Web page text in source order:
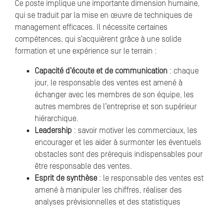
Ce poste implique une importante dimension humaine,
qui se traduit par la mise en œuvre de techniques de
management efficaces. Il nécessite certaines
compétences, qui s’acquièrent grâce à une solide
formation et une expérience sur le terrain :
Capacité d’écoute et de communication : chaque
jour, le responsable des ventes est amené à
échanger avec les membres de son équipe, les
autres membres de l’entreprise et son supérieur
hiérarchique.
Leadership : savoir motiver les commerciaux, les
encourager et les aider à surmonter les éventuels
obstacles sont des prérequis indispensables pour
être responsable des ventes.
Esprit de synthèse : le responsable des ventes est
amené à manipuler les chiffres, réaliser des
analyses prévisionnelles et des statistiques